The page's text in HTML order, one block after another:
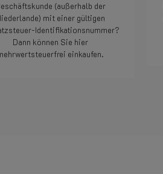
(außerhalb der
mit einer gültigen
Identifikationsnummer?
Dann können Sie hier
einkaufen.